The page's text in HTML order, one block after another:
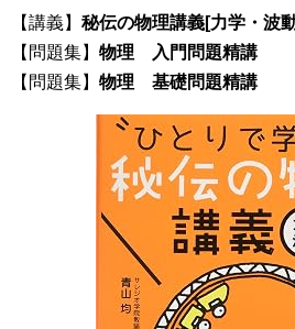
【講義】 秘伝の物理講義[力学・波
【問題集】 物理 入門問題精講
【問題集】 物理 基礎問題精講